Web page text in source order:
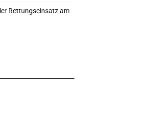
Rettungseinsatz am